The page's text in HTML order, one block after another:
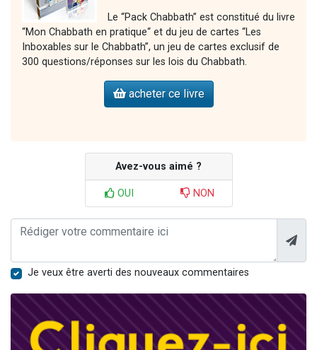
Le “Pack Chabbath” est constitué du livre
“Mon Chabbath en pratique“ et du jeu de cartes “Les
Inboxables sur le Chabbath”, un jeu de cartes exclusif de
300 questions/réponses sur les lois du Chabbath.
acheter ce livre
Avez-vous aimé ?
OUI NON
Je veux être averti des nouveaux commentaires